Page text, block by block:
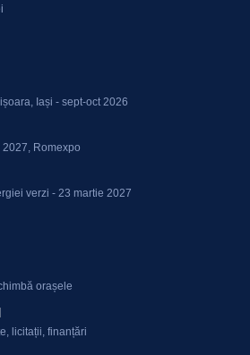
Iași - sept-oct 2026
Romexpo
verzi - 23 martie 2027
orașele
licitații, finanțări